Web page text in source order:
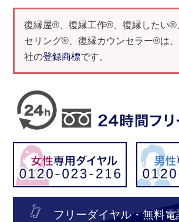
復縁屋®、復縁工作®、復縁したい®
セリング®、復縁カウンセラー®は
社の登録商標です。
フリーダイヤル・無料電